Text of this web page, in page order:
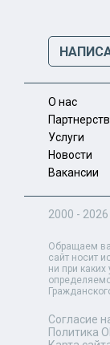
О нас
Услуги
Новости
Вакансии
2000 -
Обращаем
сайт носит
ни при
Согласие
Политика